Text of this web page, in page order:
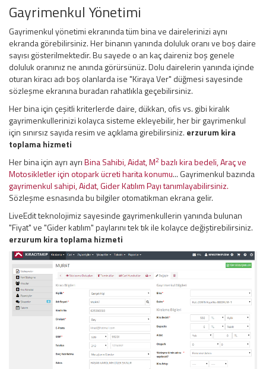
Gayrimenkul Yönetimi
Gayrimenkul yönetimi ekranında tüm bina ve dairelerinizi aynı
ekranda görebilirsiniz. Her binanın yanında doluluk oranı ve boş daire
sayısı gösterilmektedir. Bu sayede o an kaç daireniz boş genele
doluluk oranınız ne anında görürsünüz. Dolu dairelerin yanında içinde
oturan kiracı adı boş olanlarda ise "Kiraya Ver" düğmesi sayesinde
sözleşme ekranına buradan rahatlıkla geçebilirsiniz.
Her bina için çeşitli kriterlerde daire, dükkan, ofis vs. gibi kiralık
gayrimenkullerinizi kolayca sisteme ekleyebilir, her bir gayrimenkul
için sınırsız sayıda resim ve açıklama girebilirsiniz. erzurum kira
toplama hizmeti
Her bina için ayrı ayrıBina Sahibi, Aidat, M2 bazlı kira bedeli, Araç ve
Motosikletler için otopark ücreti harita konumu... Gayrimenkul bazında
gayrimenkul sahipi, Aidat, Gider Katılım Payı tanımlayabilirsiniz.
Sözleşme esnasında bu bilgiler otomatikman ekrana gelir.
LiveEdit teknolojimiz sayesinde gayrimenkullerin yanında bulunan
"Fiyat" ve "Gider katılım" paylarını tek tık ile kolayce değiştirebilirsiniz.
erzurum kira toplama hizmeti